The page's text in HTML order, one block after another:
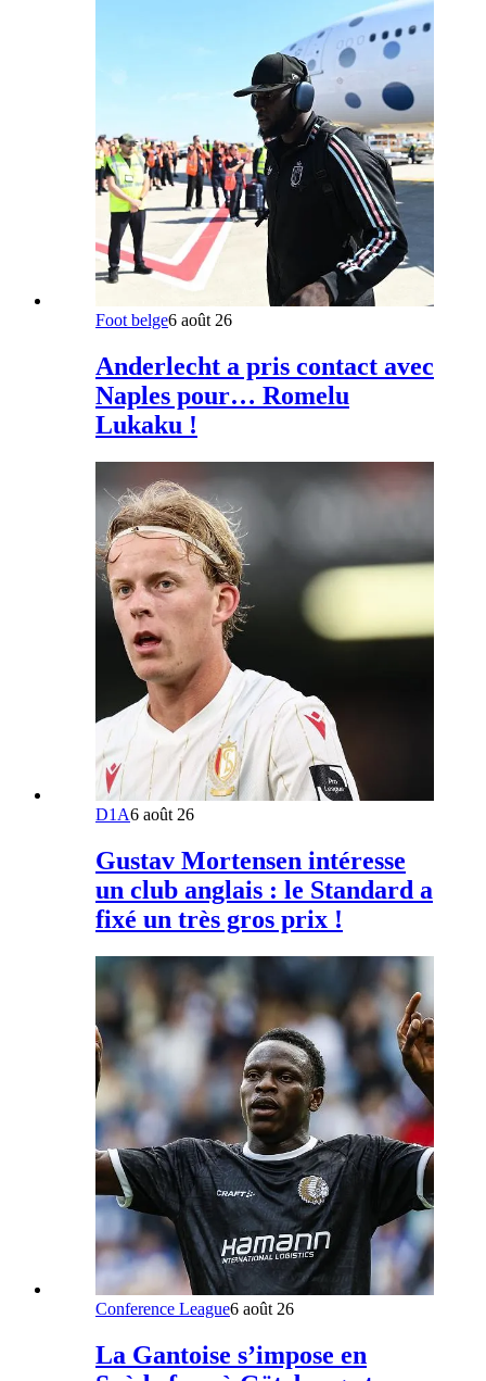
Foot belge6 août 26
Anderlecht a pris contact avec
Naples pour… Romelu
Lukaku !
D1A6 août 26
Gustav Mortensen intéresse
un club anglais : le Standard a
fixé un très gros prix !
Conference League6 août 26
La Gantoise s’impose en